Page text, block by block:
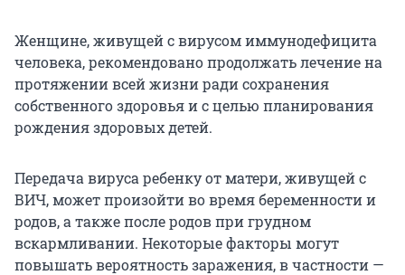
Женщине, живущей с вирусом иммунодефицита
человека, рекомендовано продолжать лечение на
протяжении всей жизни ради сохранения
собственного здоровья и с целью планирования
рождения здоровых детей.
Передача вируса ребенку от матери, живущей с
ВИЧ, может произойти во время беременности и
родов, а также после родов при грудном
вскармливании. Некоторые факторы могут
повышать вероятность заражения, в частности —